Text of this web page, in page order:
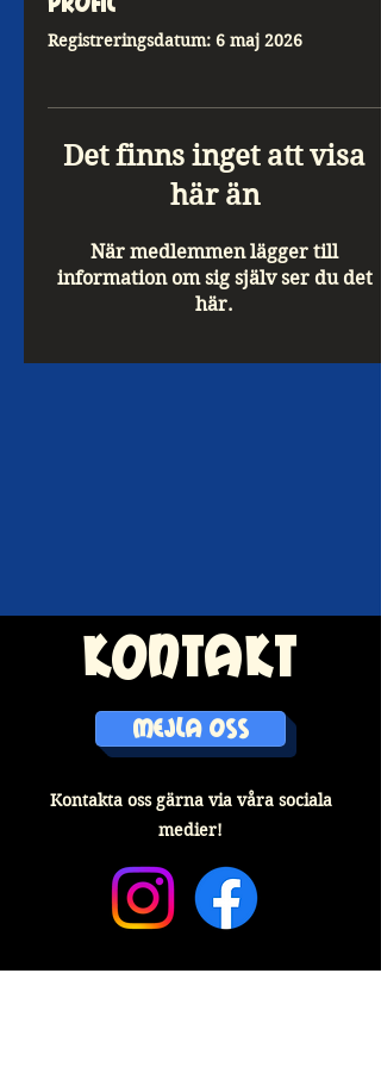
Registreringsdatum: 6 maj 2026
Det finns inget att visa
här än
När medlemmen lägger till
information om sig själv ser du det
här.
kontakt
MEJLA OSS
Kontakta oss gärna via våra sociala
medier!